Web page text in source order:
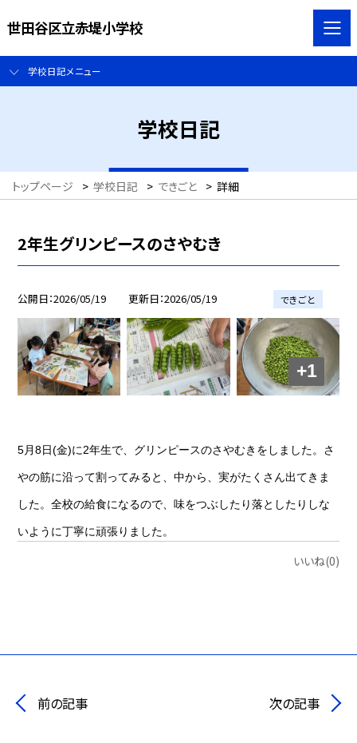
世田谷区立赤堤小学校
学校日記メニュー
学校日記
トップページ > 学校日記 > できごと > 詳細
2年生グリンピースのさやむき
公開日 2026/05/19 更新日 2026/05/19 できごと
+1
5月8日(金)に2年生で、グリンピースのさやむきをしました。さ
やの筋に沿って割ってみると、中から、実がたくさん出てきま
した。全校の給食になるので、味をつぶしたり落としたりしな
いように丁寧に頑張りました。
いいね(0)
前の記事 次の記事